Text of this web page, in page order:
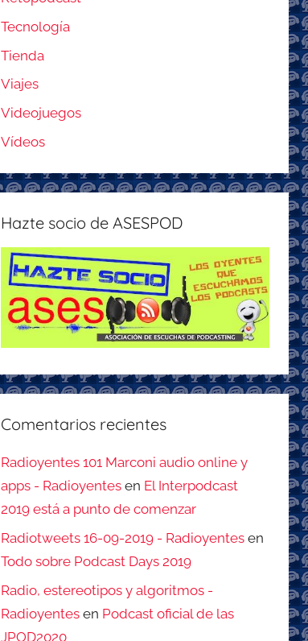
Tecnología
Tienda
Viajes
Videojuegos
Vídeos
Hazte socio de ASESPOD
Comentarios recientes
Radioyentes 101 Marconi audio online y
apps - Radioyentes en El Interpodcast
2019 está a punto de comenzar
Radiotweets 16-09-2019 - Radioyentes en
Todo sobre Podcast Days 2019
Radio, estereotipos y algoritmos -
Radioyentes en Podcast oficial de las
JPOD2020